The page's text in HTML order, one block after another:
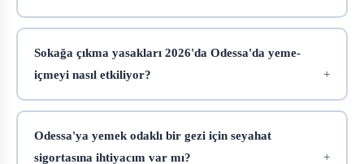
Sokağa çıkma yasakları 2026'da Odessa'da yeme-
içmeyi nasıl etkiliyor?
Odessa'ya yemek odaklı bir gezi için seyahat
sigortasına ihtiyacım var mı?